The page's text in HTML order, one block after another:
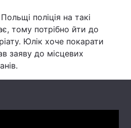
Інциденти
Туризм
поліція на такі
тому потрібно йти до
Юлік хоче покарати
заяву до місцевих